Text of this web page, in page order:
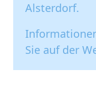
Alsterdorf.
Sie auf der